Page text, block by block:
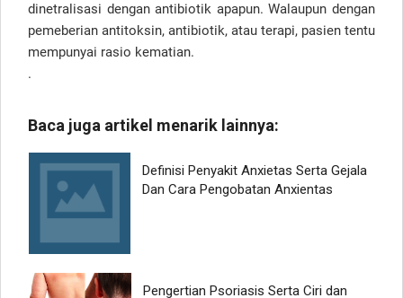
dinetralisasi dengan antibiotik apapun. Walaupun dengan
pemeberian antitoksin, antibiotik, atau terapi, pasien tentu
mempunyai rasio kematian.
.